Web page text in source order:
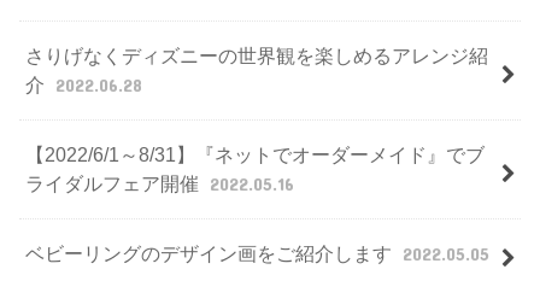
さりげなくディズニーの世界観を楽しめるアレンジ紹
介
2022.06.28
【2022/6/1～8/31】『ネットでオーダーメイド』でブ
ライダルフェア開催
2022.05.16
ベビーリングのデザイン画をご紹介します 2022.05.05